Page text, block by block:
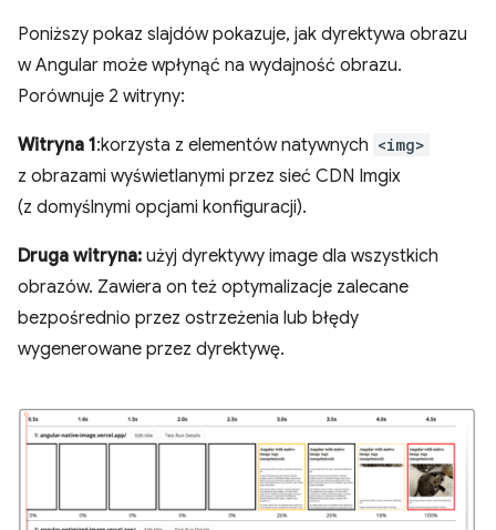
Poniższy pokaz slajdów pokazuje, jak dyrektywa obrazu
w Angular może wpłynąć na wydajność obrazu.
Porównuje 2 witryny:
Witryna 1:korzysta z elementów natywnych <img>
z obrazami wyświetlanymi przez sieć CDN Imgix
(z domyślnymi opcjami konfiguracji).
Druga witryna: użyj dyrektywy image dla wszystkich
obrazów. Zawiera on też optymalizacje zalecane
bezpośrednio przez ostrzeżenia lub błędy
wygenerowane przez dyrektywę.